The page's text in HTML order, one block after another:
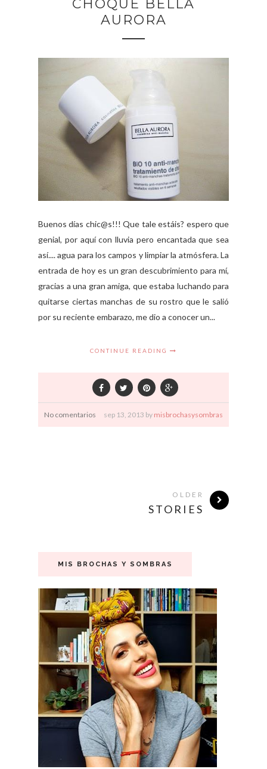
CHOQUE BELLA
AURORA
Buenos días chic@s!!! Que tale estáis? espero que
genial, por aquí con lluvia pero encantada que sea
así.... agua para los campos y limpiar la atmósfera. La
entrada de hoy es un gran descubrimiento para mí,
gracias a una gran amiga, que estaba luchando para
quitarse ciertas manchas de su rostro que le salió
por su reciente embarazo, me dio a conocer un...
CONTINUE READING
No comentarios sep 13, 2013 by misbrochasysombras
OLDER
STORIES
MIS BROCHAS Y SOMBRAS